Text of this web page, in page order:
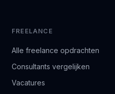
FREELANCE
Alle freelance opdrachten
Consultants vergelijken
Vacatures